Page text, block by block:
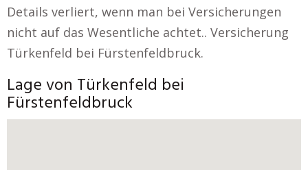
Details verliert, wenn man bei Versicherungen
nicht auf das Wesentliche achtet.. Versicherung
Türkenfeld bei Fürstenfeldbruck.
Lage von Türkenfeld bei
Fürstenfeldbruck